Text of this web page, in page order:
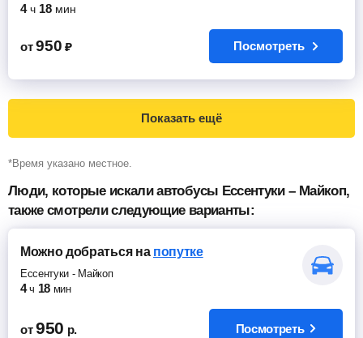
4 ч 18 мин
от 950 ₽ Посмотреть
Показать ещё
*Время указано местное.
Люди, которые искали автобусы Ессентуки – Майкоп,
также смотрели следующие варианты:
Можно добратьсяна попутке
Ессентуки - Майкоп
4 ч 18 мин
от 950 р. Посмотреть